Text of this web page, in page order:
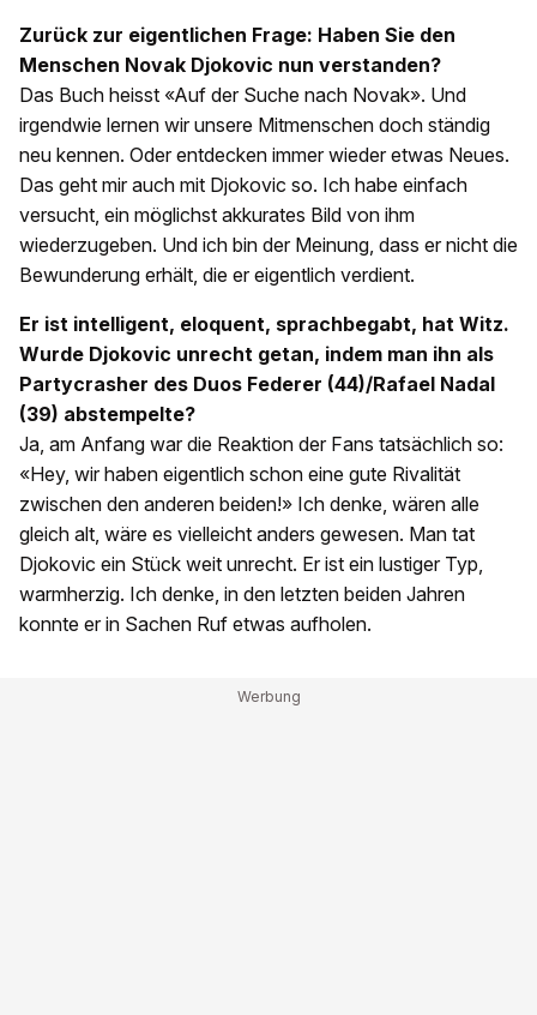
Zurück zur eigentlichen Frage: Haben Sie den
Menschen Novak Djokovic nun verstanden?
Das Buch heisst «Auf der Suche nach Novak». Und
irgendwie lernen wir unsere Mitmenschen doch ständig
neu kennen. Oder entdecken immer wieder etwas Neues.
Das geht mir auch mit Djokovic so. Ich habe einfach
versucht, ein möglichst akkurates Bild von ihm
wiederzugeben. Und ich bin der Meinung, dass er nicht die
Bewunderung erhält, die er eigentlich verdient.
Er ist intelligent, eloquent, sprachbegabt, hat Witz.
Wurde Djokovic unrecht getan, indem man ihn als
Partycrasher des Duos Federer (44)/Rafael Nadal
(39) abstempelte?
Ja, am Anfang war die Reaktion der Fans tatsächlich so:
«Hey, wir haben eigentlich schon eine gute Rivalität
zwischen den anderen beiden!» Ich denke, wären alle
gleich alt, wäre es vielleicht anders gewesen. Man tat
Djokovic ein Stück weit unrecht. Er ist ein lustiger Typ,
warmherzig. Ich denke, in den letzten beiden Jahren
konnte er in Sachen Ruf etwas aufholen.